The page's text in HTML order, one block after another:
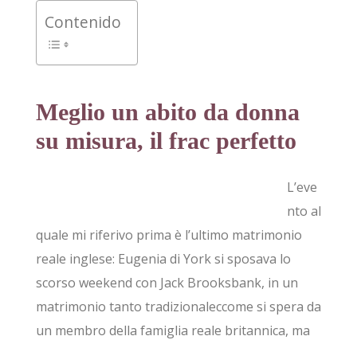
Contenido
Meglio un abito da donna
su misura, il frac perfetto
L’eve
nto al
quale mi riferivo prima è l’ultimo matrimonio
reale inglese: Eugenia di York si sposava lo
scorso weekend con Jack Brooksbank, in un
matrimonio tanto tradizionaleccome si spera da
un membro della famiglia reale britannica, ma